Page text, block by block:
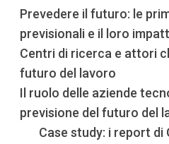
Prevedere il futuro: le
previsionali e il loro
Centri di ricerca e attori
futuro del lavoro
Il ruolo delle aziende
previsione del futuro del
Case study: i report di